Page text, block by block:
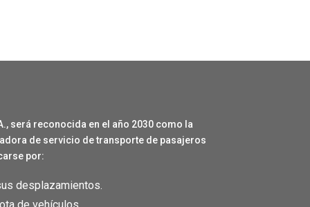
será reconocida en el año 2030 como la
de servicio de transporte de pasajeros
por:
desplazamientos.